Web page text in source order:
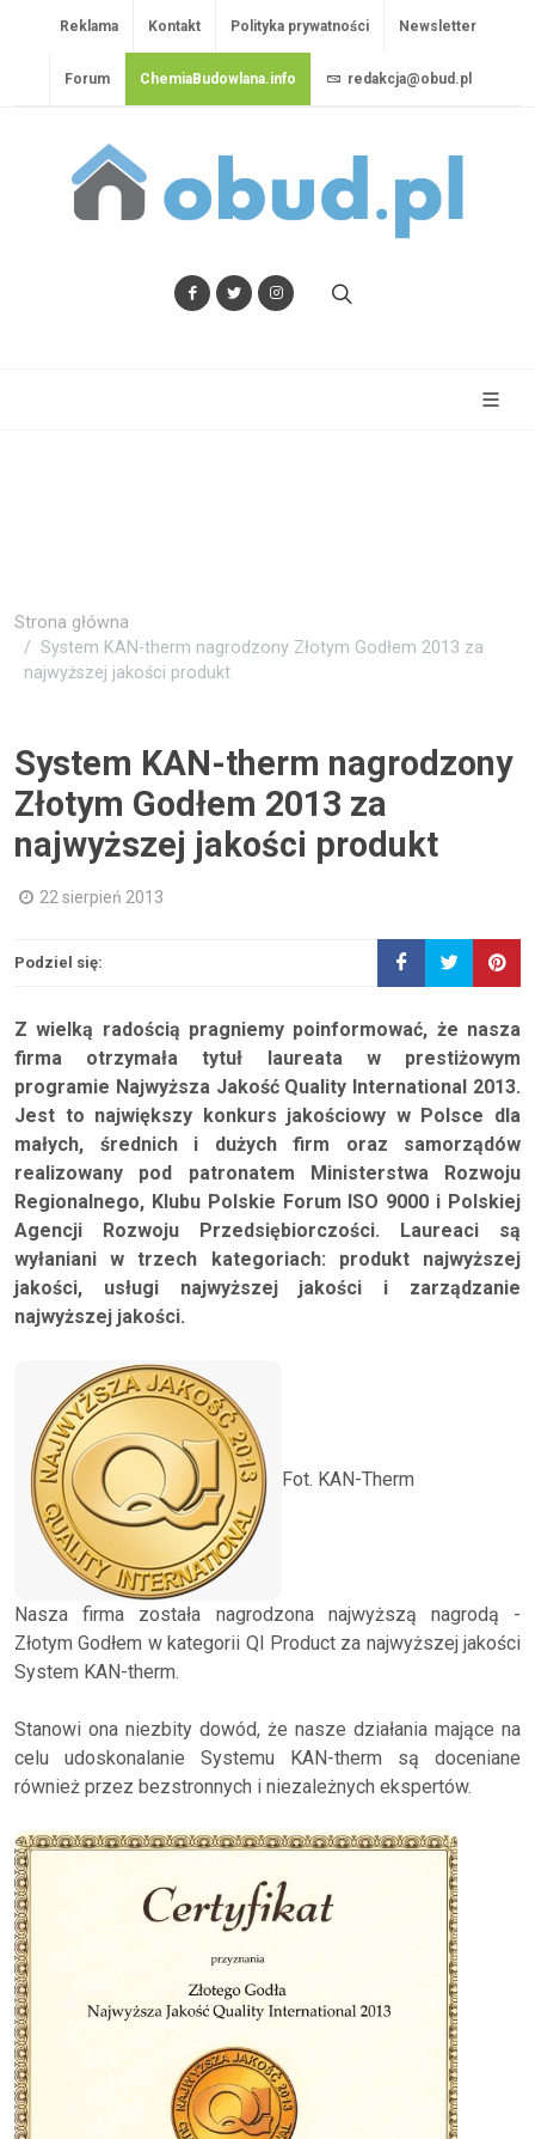
Reklama Kontakt Polityka prywatności Newsletter
Forum ChemiaBudowlana.info redakcja@obud.pl
Strona główna
System KAN-therm nagrodzony Złotym Godłem 2013 za
najwyższej jakości produkt
System KAN-therm nagrodzony
Złotym Godłem 2013 za
najwyższej jakości produkt
22 sierpień 2013
Podziel się:
Z wielką radością pragniemy poinformować, że nasza
firma otrzymała tytuł laureata w prestiżowym
programie Najwyższa Jakość Quality International 2013.
Jest to największy konkurs jakościowy w Polsce dla
małych, średnich i dużych firm oraz samorządów
realizowany pod patronatem Ministerstwa Rozwoju
Regionalnego, Klubu Polskie Forum ISO 9000 i Polskiej
Agencji Rozwoju Przedsiębiorczości. Laureaci są
wyłaniani w trzech kategoriach: produkt najwyższej
jakości, usługi najwyższej jakości i zarządzanie
najwyższej jakości.
Fot. KAN-Therm
Nasza firma została nagrodzona najwyższą nagrodą -
Złotym Godłem w kategorii QI Product za najwyższej jakości
System KAN-therm.
Stanowi ona niezbity dowód, że nasze działania mające na
celu udoskonalanie Systemu KAN-therm są doceniane
również przez bezstronnych i niezależnych ekspertów.